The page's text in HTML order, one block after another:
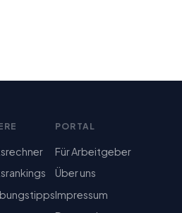
PORTAL
Für Arbeitgeber
Über uns
Impressum